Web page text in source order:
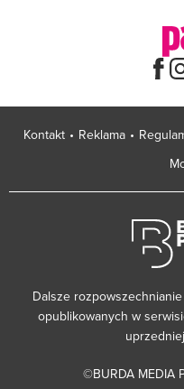
Kontakt Reklama
Dalsze
opublikowanych w
©BURDA MEDIA